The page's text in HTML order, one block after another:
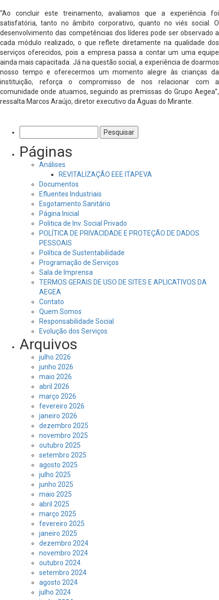
“Ao concluir este treinamento, avaliamos que a experiência foi
satisfatória, tanto no âmbito corporativo, quanto no viés social. O
desenvolvimento das competências dos líderes pode ser observado a
cada módulo realizado, o que reflete diretamente na qualidade dos
serviços oferecidos, pois a empresa passa a contar um uma equipe
ainda mais capacitada. Já na questão social, a experiência de doarmos
nosso tempo e oferecermos um momento alegre às crianças da
instituição, reforça o compromisso de nos relacionar com a
comunidade onde atuamos, seguindo as premissas do Grupo Aegea”,
ressalta Marcos Araújo, diretor executivo da Águas do Mirante.
por:
Páginas
Análises
REVITALIZAÇÃO EEE ITAPEVA
Documentos
Efluentes Industriais
Esgotamento Sanitário
Página Inicial
Politica de Inv. Social Privado
POLÍTICA DE PRIVACIDADE E PROTEÇÃO DE DADOS
PESSOAIS
Política de Sustentabilidade
Programação de Serviços
Sala de Imprensa
TERMOS GERAIS DE USO DE SITES E APLICATIVOS DA
AEGEA
Contato
Quem Somos
Responsabilidade Social
Evolução dos Serviços
Arquivos
julho 2026
junho 2026
maio 2026
abril 2026
março 2026
fevereiro 2026
janeiro 2026
dezembro 2025
novembro 2025
outubro 2025
setembro 2025
agosto 2025
julho 2025
junho 2025
maio 2025
abril 2025
março 2025
fevereiro 2025
janeiro 2025
dezembro 2024
novembro 2024
outubro 2024
setembro 2024
agosto 2024
julho 2024